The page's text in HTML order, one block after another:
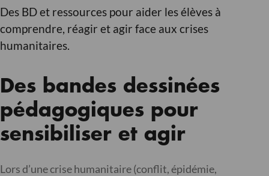
Des BD et ressources pour aider les élèves à
comprendre, réagir et agir face aux crises
humanitaires.
Des bandes dessinées
pédagogiques pour
sensibiliser et agir
Lors d’une crise humanitaire (conflit, épidémie,